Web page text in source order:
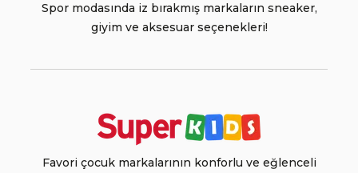
Spor modasında iz bırakmış markaların sneaker,
giyim ve aksesuar seçenekleri!
Favori çocuk markalarının konforlu ve eğlenceli